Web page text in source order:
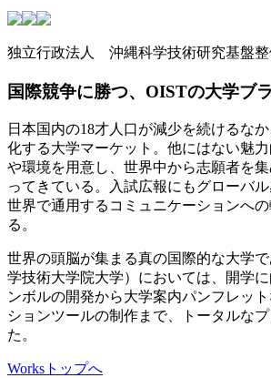
独立行政法人 沖縄科学技術研究基盤整
国際競争に勝つ、OISTの大学ブ
日本国内の18才人口が減少を続けるな
化する大学マーケット。他にはない魅
や環境を用意し、世界中から志願者を
ってきている。入試広報にもグローバル
世界で通用するコミュニケーションへ
る。
世界の頭脳が集まる真の国際的な大学
学技術大学院大学）においては、開学
ンボルの開発から大学案内パンフレッ
ションツールの制作まで、トータルな
た。
Worksトップへ